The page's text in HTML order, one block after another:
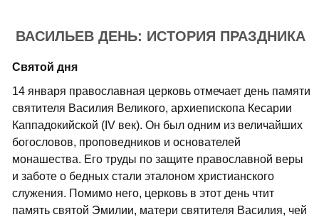
ВАСИЛЬЕВ ДЕНЬ: ИСТОРИЯ ПРАЗДНИКА
Святой дня
14 января православная церковь отмечает день памяти
святителя Василия Великого, архиепископа Кесарии
Каппадокийской (IV век). Он был одним из величайших
богословов, проповедников и основателей
монашества. Его труды по защите православной веры
и заботе о бедных стали эталоном христианского
служения. Помимо него, церковь в этот день чтит
память святой Эмилии, матери святителя Василия, чей